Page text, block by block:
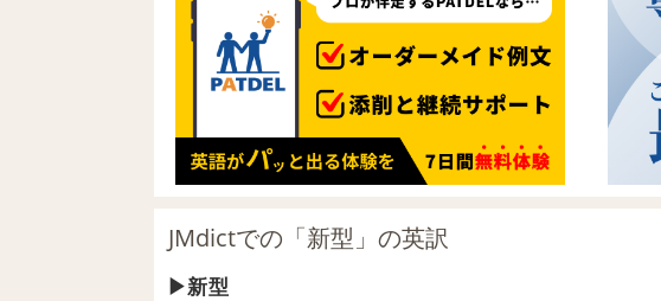
JMdictでの「新型」の英訳
新型